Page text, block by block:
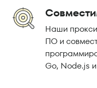
Наши
ПО и
Go, Node.js